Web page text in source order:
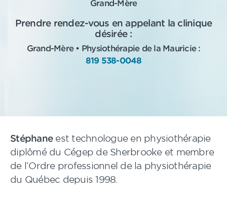
Grand-Mère
Prendre rendez-vous en appelant la clinique
désirée :
Grand-Mère • Physiothérapie de la Mauricie :
819 538-0048
Stéphane est technologue en physiothérapie
diplômé du Cégep de Sherbrooke et membre
de l’Ordre professionnel de la physiothérapie
du Québec depuis 1998.